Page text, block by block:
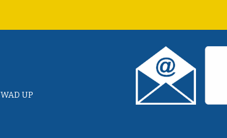
WAD UP